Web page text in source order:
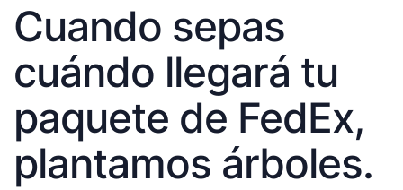
Cuando sepas
cuándo llegará tu
paquete de FedEx,
plantamos árboles.